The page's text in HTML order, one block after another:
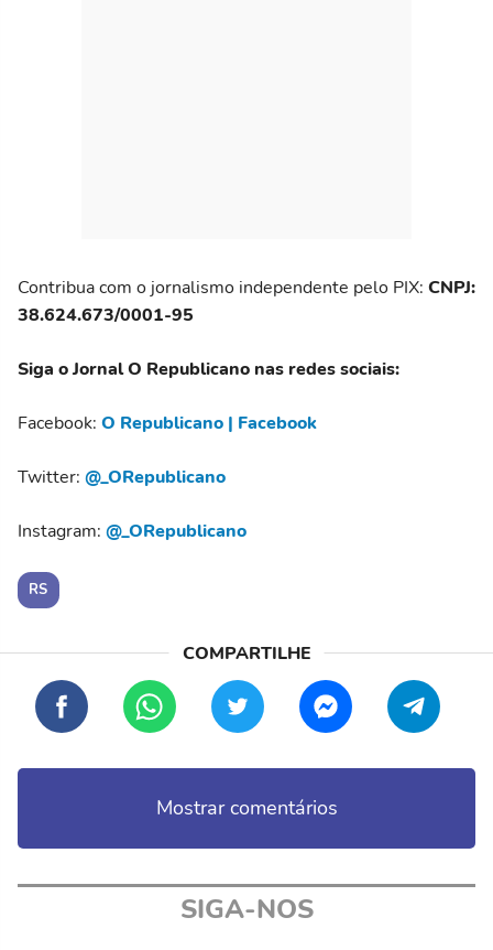
Contribua com o jornalismo independente pelo PIX: CNPJ:
38.624.673/0001-95
Siga o Jornal O Republicano nas redes sociais:
Facebook: O Republicano | Facebook
Twitter: @_ORepublicano
Instagram: @_ORepublicano
RS
Mostrar comentários
SIGA-NOS